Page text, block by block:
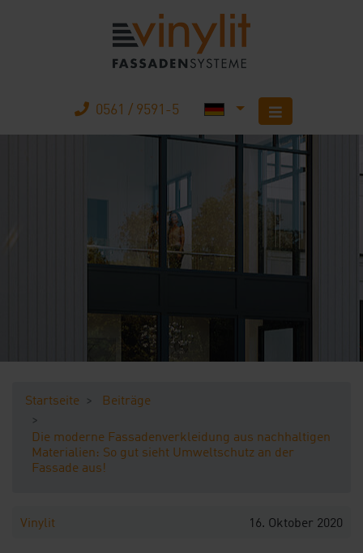
0561 / 9591-5
Unternehmen
Mobilheimbau
Blog
Startseite Beiträge
Die moderne Fassadenverkleidung aus nachhaltigen
Materialien: So gut sieht Umweltschutz an der
Fassade aus!
Vinylit 16. Oktober 2020